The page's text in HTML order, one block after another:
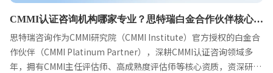
CMMI认证咨询机构哪家专业？思特瑞白金合作伙伴核心优
势与全流程解读
思特瑞咨询作为CMMI研究院（CMMI Institute）官方授权的白金合
作伙伴（CMMI Platinum Partner），深耕CMMI认证咨询领域多
年，拥有CMMI主任评估师、高成熟度评估师等核心资质，资深研发